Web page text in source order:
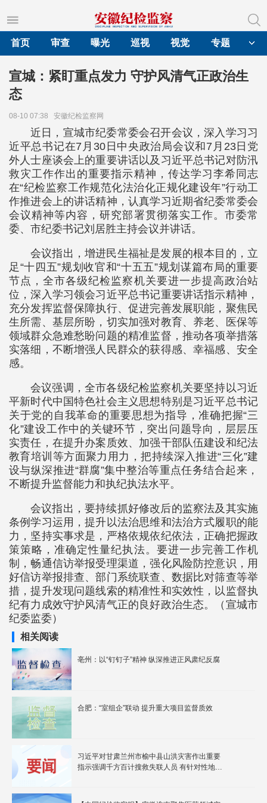
首页
审查 曝光 巡视 视觉 专题
宣城：紧盯重点发力 守护风清气正政治生
态
08-10 07:38 安徽纪检监察网
近日，宣城市纪委常委会召开会议，深入学习习
近平总书记在7月30日中央政治局会议和7月23日党
外人士座谈会上的重要讲话以及习近平总书记对防汛
救灾工作作出的重要指示精神，传达学习李希同志
在“纪检监察工作规范化法治化正规化建设年”行动工
作推进会上的讲话精神，认真学习近期省纪委常委会
会议精神等内容，研究部署贯彻落实工作。市委常
委、市纪委书记刘居胜主持会议并讲话。
会议指出，增进民生福祉是发展的根本目的，立
足“十四五”规划收官和“十五五”规划谋篇布局的重要
节点，全市各级纪检监察机关要进一步提高政治站
位，深入学习领会习近平总书记重要讲话指示精神，
充分发挥监督保障执行、促进完善发展职能，聚焦民
生所需、基层所盼，切实加强对教育、养老、医保等
领域群众急难愁盼问题的精准监督，推动各项举措落
实落细，不断增强人民群众的获得感、幸福感、安全
感。
会议强调，全市各级纪检监察机关要坚持以习近
平新时代中国特色社会主义思想特别是习近平总书记
关于党的自我革命的重要思想为指导，准确把握“三
化”建设工作中的关键环节，突出问题导向，层层压
实责任，在提升办案质效、加强干部队伍建设和纪法
教育培训等方面聚力用力，把持续深入推进“三化”建
设与纵深推进“群腐”集中整治等重点任务结合起来，
不断提升监督能力和执纪执法水平。
会议指出，要持续抓好修改后的监察法及其实施
条例学习运用，提升以法治思维和法治方式履职的能
力，坚持实事求是，严格依规依纪依法，正确把握政
策策略，准确定性量纪执法。要进一步完善工作机
制，畅通信访举报受理渠道，强化风险防控意识，用
好信访举报排查、部门系统联查、数据比对筛查等举
措，提升发现问题线索的精准性和实效性，以监督执
纪有力成效守护风清气正的良好政治生态。（宣城市
纪委监委）
相关阅读
亳州：以“钉钉子”精神 纵深推进正风肃纪反腐
合肥：“室组企”联动 提升重大项目监督质效
习近平对甘肃兰州市榆中县山洪灾害作出重要
指示强调千方百计搜救失联人员 有针对性地做